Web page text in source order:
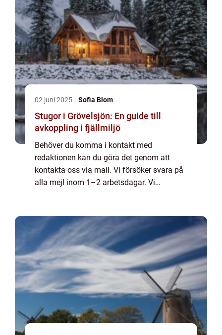
02 juni 2025 Sofia Blom
Stugor i Grövelsjön: En guide till
avkoppling i fjällmiljö
Behöver du komma i kontakt med
redaktionen kan du göra det genom att
kontakta oss via mail. Vi försöker svara på
alla mejl inom 1–2 arbetsdagar. Vi